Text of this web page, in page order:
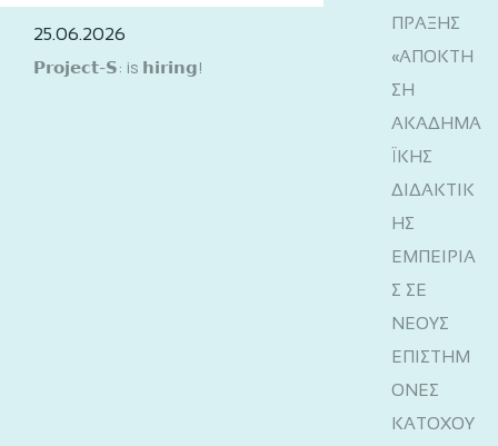
25.06.2026
𝗣𝗿𝗼𝗷𝗲𝗰𝘁-𝗦: is 𝗵𝗶𝗿𝗶𝗻𝗴!
ΠΡΑΞΗΣ
«ΑΠΟΚΤΗ
ΣΗ
ΑΚΑΔΗΜΑ
ΪΚΗΣ
ΔΙΔΑΚΤΙΚ
ΗΣ
ΕΜΠΕΙΡΙΑ
Σ ΣΕ
ΝΕΟΥΣ
ΕΠΙΣΤΗΜ
ΟΝΕΣ
ΚΑΤΟΧΟΥ